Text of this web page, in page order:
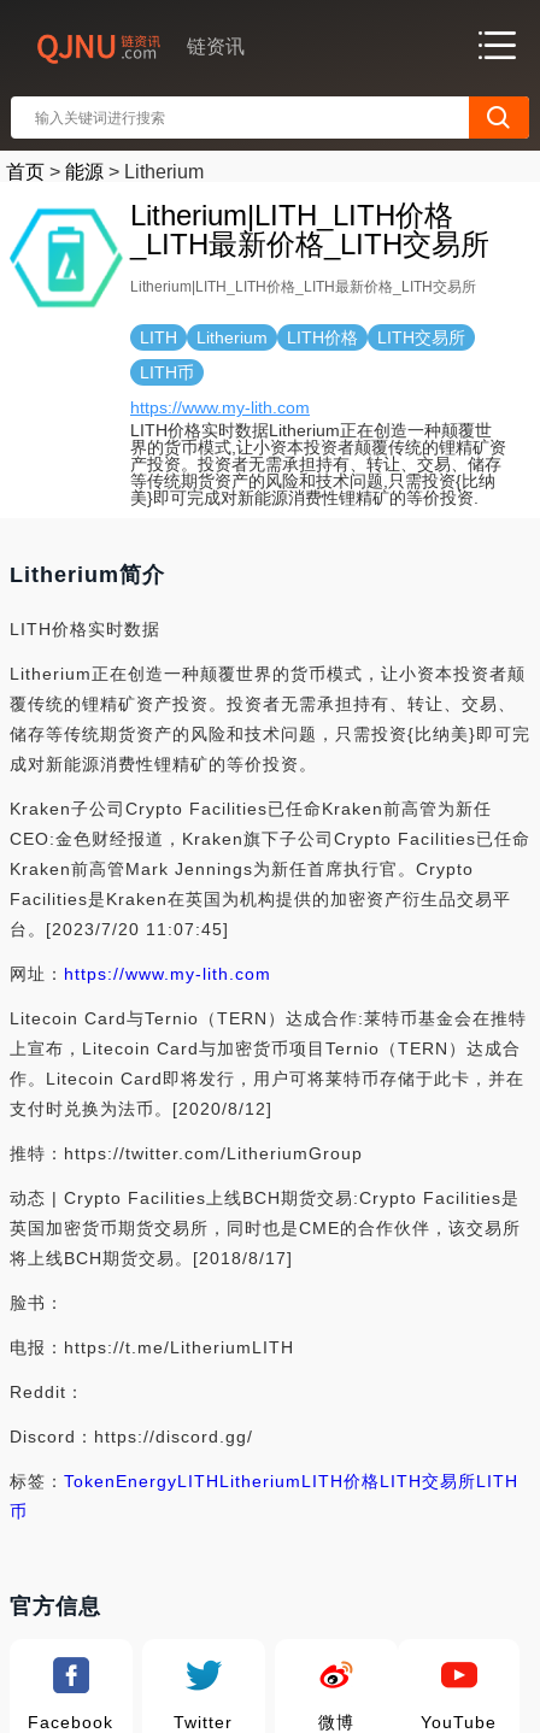
链资讯
首页 > 能源 > Litherium
Litherium|LITH_LITH价格
_LITH最新价格_LITH交易所
Litherium|LITH_LITH价格_LITH最新价格_LITH交易所
LITH Litherium LITH价格
LITH交易所
LITH币
https://www.my-lith.com
LITH价格实时数据Litherium正在创造一种颠覆世
界的货币模式,让小资本投资者颠覆传统的锂精矿资
产投资。投资者无需承担持有、转让、交易、储存
等传统期货资产的风险和技术问题,只需投资{比纳
美}即可完成对新能源消费性锂精矿的等价投资.
Litherium简介
LITH价格实时数据
Litherium正在创造一种颠覆世界的货币模式，让小资本投资者颠
覆传统的锂精矿资产投资。投资者无需承担持有、转让、交易、
储存等传统期货资产的风险和技术问题，只需投资{比纳美}即可完
成对新能源消费性锂精矿的等价投资。
Kraken子公司Crypto Facilities已任命Kraken前高管为新任
CEO:金色财经报道，Kraken旗下子公司Crypto Facilities已任命
Kraken前高管Mark Jennings为新任首席执行官。Crypto
Facilities是Kraken在英国为机构提供的加密资产衍生品交易平
台。[2023/7/20 11:07:45]
网址： https://www.my-lith.com
Litecoin Card与Ternio（TERN）达成合作:莱特币基金会在推特
上宣布，Litecoin Card与加密货币项目Ternio（TERN）达成合
作。Litecoin Card即将发行，用户可将莱特币存储于此卡，并在
支付时兑换为法币。[2020/8/12]
推特：https://twitter.com/LitheriumGroup
动态 | Crypto Facilities上线BCH期货交易:Crypto Facilities是
英国加密货币期货交易所，同时也是CME的合作伙伴，该交易所
将上线BCH期货交易。[2018/8/17]
脸书：
电报：https://t.me/LitheriumLITH
Reddit：
Discord：https://discord.gg/
标签： TokenEnergyLITHLitheriumLITH价格LITH交易所LITH
币
官方信息
Facebook Twitter 微博 YouTube